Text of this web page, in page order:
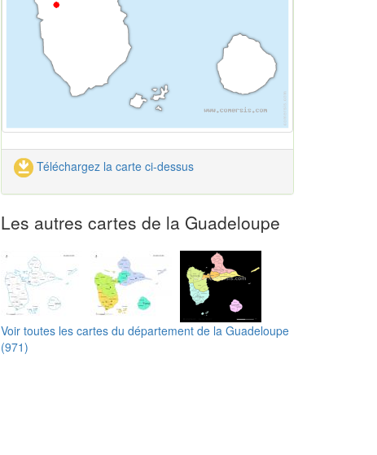
Téléchargez la carte ci-dessus
Les autres cartes de la Guadeloupe
Voir toutes les cartes du département de la Guadeloupe
(971)